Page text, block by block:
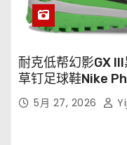
耐克低帮幻影GX
草钉足球鞋Nike
5月 27, 2026